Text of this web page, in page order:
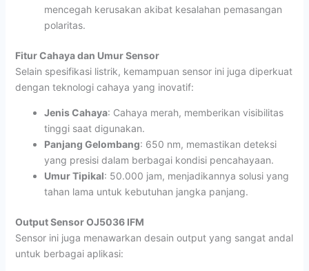
mencegah kerusakan akibat kesalahan pemasangan
polaritas.
Fitur Cahaya dan Umur Sensor
Selain spesifikasi listrik, kemampuan sensor ini juga diperkuat
dengan teknologi cahaya yang inovatif:
Jenis Cahaya: Cahaya merah, memberikan visibilitas
tinggi saat digunakan.
Panjang Gelombang: 650 nm, memastikan deteksi
yang presisi dalam berbagai kondisi pencahayaan.
Umur Tipikal: 50.000 jam, menjadikannya solusi yang
tahan lama untuk kebutuhan jangka panjang.
Output Sensor OJ5036 IFM
Sensor ini juga menawarkan desain output yang sangat andal
untuk berbagai aplikasi: